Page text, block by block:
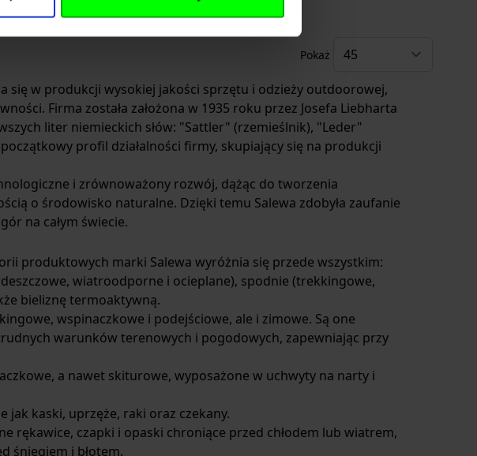
Pokaż
się w produkcji wysokiej jakości sprzętu i odzieży outdoorowej,
Firma została założona w 1935 roku przez Josefa Liebharta
liter niemieckich słów: "Sattler" (rzemieślnik), "Leder"
profil działalności firmy, skupiający się na produkcji
i zrównoważony rozwój, dążąc do tworzenia
o środowisko naturalne. Dzięki temu Salewa zdobyła zaufanie
na całym świecie.
produktowych marki Salewa wyróżnia się przede wszystkim:
wiatroodporne i ocieplane), spodnie (trekkingowe,
bieliznę termoaktywną.
wspinaczkowe i podejściowe, ale i zimowe. Są one
warunków terenowych i pogodowych, zapewniając przy
a nawet skiturowe, wyposażone w uchwyty na narty i
jak kaski, uprzęże, raki oraz czekany.
rękawice, czapki i opaski chroniące przed chłodem lub wiatrem,
śniegiem i błotem.